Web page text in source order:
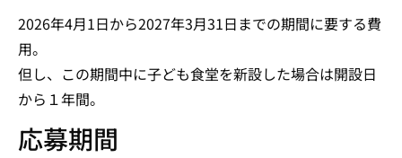
2026年4月1日から2027年3月31日までの期間に要する費
用。
但し、この期間中に子ども食堂を新設した場合は開設日
から１年間。
応募期間